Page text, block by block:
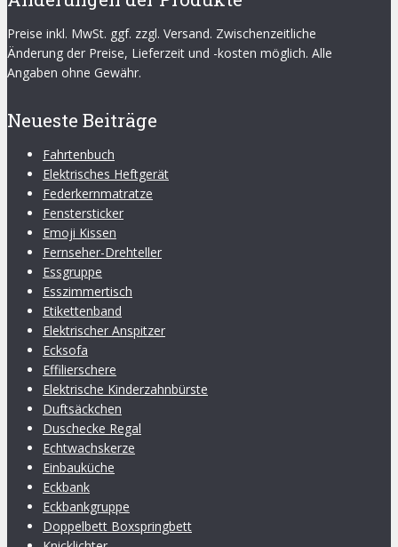
Preise inkl. MwSt. ggf. zzgl. Versand. Zwischenzeitliche
Änderung der Preise, Lieferzeit und -kosten möglich. Alle
Angaben ohne Gewähr.
Neueste Beiträge
Fahrtenbuch
Elektrisches Heftgerät
Federkernmatratze
Fenstersticker
Emoji Kissen
Fernseher-Drehteller
Essgruppe
Esszimmertisch
Etikettenband
Elektrischer Anspitzer
Ecksofa
Effilierschere
Elektrische Kinderzahnbürste
Duftsäckchen
Duschecke Regal
Echtwachskerze
Einbauküche
Eckbank
Eckbankgruppe
Doppelbett Boxspringbett